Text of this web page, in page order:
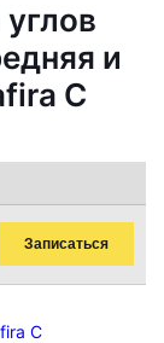
и
C
Записаться
C